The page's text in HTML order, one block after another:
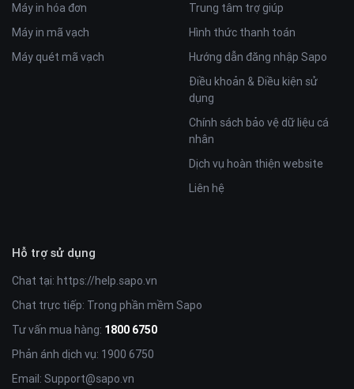
Máy in hóa đơn
Máy in mã vạch
Máy quét mã vạch
Trung tâm trợ giúp
Hình thức thanh toán
Hướng dẫn đăng nhập Sapo
Điều khoản & Điều kiện sử
dụng
Chính sách bảo vệ dữ liệu cá
nhân
Dịch vụ hoàn thiện website
Liên hệ
Hỗ trợ sử dụng
Chat tại: https://help.sapo.vn
Chat trực tiếp: Trong phần mềm Sapo
Tư vấn mua hàng: 1800 6750
Phản ánh dịch vụ: 1900 6750
Email: Support@sapo.vn